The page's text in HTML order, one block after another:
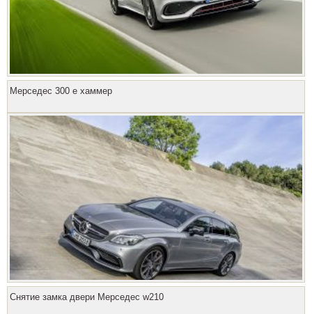
Мерседес 300 е хаммер
Снятие замка двери Мерседес w210